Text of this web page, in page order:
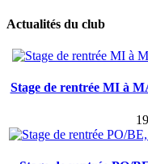
Actualités du club
Stage de rentrée MI à